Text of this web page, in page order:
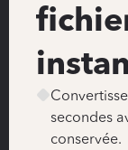
Sign In
Try Free
secondes
conservée.